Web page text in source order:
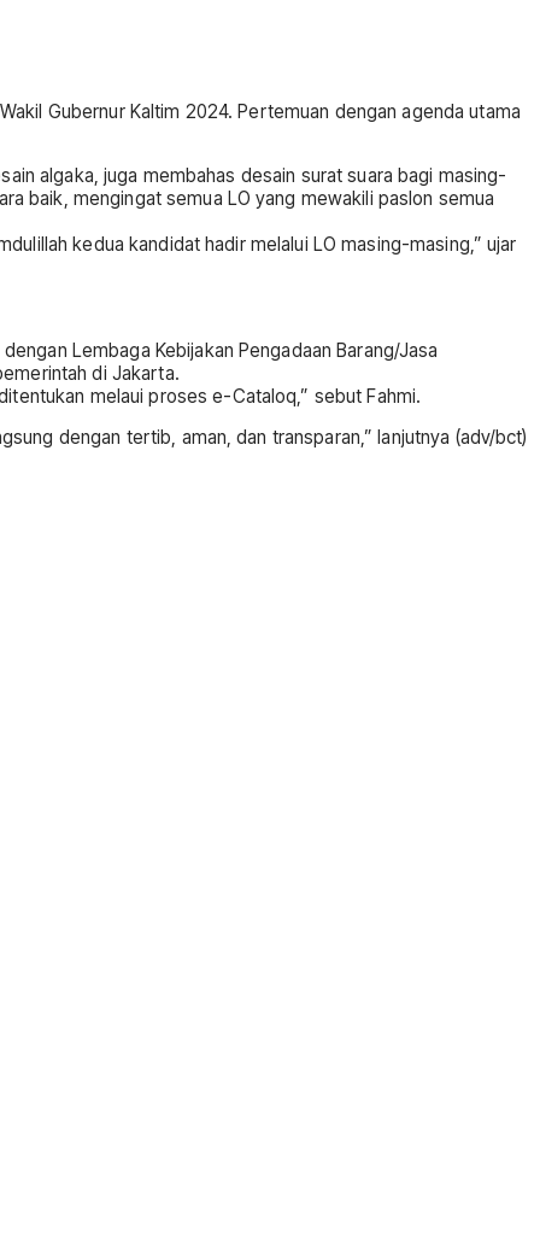
Gubernur Kaltim 2024. Pertemuan dengan agenda utama
algaka, juga membahas desain surat suara bagi masing-
baik, mengingat semua LO yang mewakili paslon semua
kedua kandidat hadir melalui LO masing-masing,” ujar
Lembaga Kebijakan Pengadaan Barang/Jasa
di Jakarta.
melaui proses e-Cataloq,” sebut Fahmi.
dengan tertib, aman, dan transparan,” lanjutnya (adv/bct)